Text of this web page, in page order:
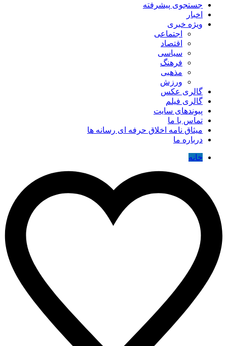
جستجوی پیشرفته
اخبار
ویژه خبری
اجتماعی
اقتصاد
سیاسی
فرهنگ
مذهبی
ورزش
گالری عکس
گالری فیلم
پیوندهای سایت
تماس با ما
میثاق نامه اخلاق حرفه ای رسانه ها
درباره ما
خانه